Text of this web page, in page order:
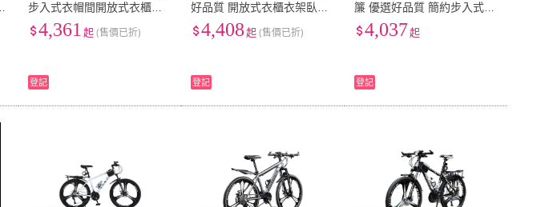
步入式衣帽間開放式衣櫃傢
用臥室金屬框架組閤架子貨
架掛衣架落地 衣帽架 衣櫥
4,361 起 (售價已折)
登記
好品質 開放式衣櫃衣架臥室
落地日式衣帽架掛衣架步入
式衣帽間架子組裝臺灣好物
4,408 起 (售價已折)
登記
簾 優選好品質 簡約步入式衣
帽間架子臥室鐵藝衣櫃落地
組閤掛衣架臥室鋼木衣櫃架
4,037起
登記